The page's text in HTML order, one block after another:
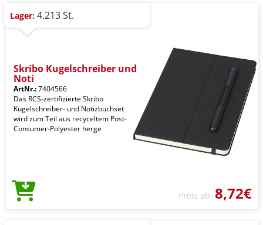
Lager: 4.213 St.
Skribo Kugelschreiber und
Noti
ArtNr.:7404566
Das RCS-zertifizierte Skribo
Kugelschreiber- und Notizbuchset
wird zum Teil aus recyceltem Post-
Consumer-Polyester herge
Preis ab 8,72€